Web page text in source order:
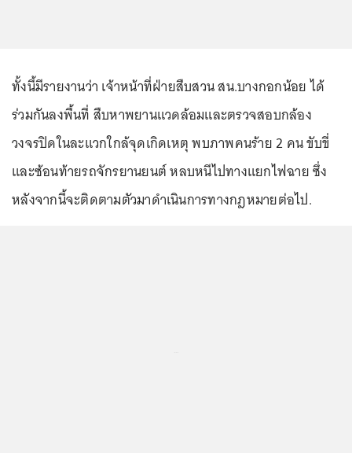
ทั้งนี้มีรายงานว่า เจ้าหน้าที่ฝ่ายสืบสวน สน.บางกอกน้อย ได้
ร่วมกันลงพื้นที่ สืบหาพยานแวดล้อมและตรวจสอบกล้อง
วงจรปิดในละแวกใกล้จุดเกิดเหตุ พบภาพคนร้าย 2 คน ขับขี่
และซ้อนท้ายรถจักรยานยนต์ หลบหนีไปทางแยกไฟฉาย ซึ่ง
หลังจากนี้จะติดตามตัวมาดำเนินการทางกฎหมายต่อไป.